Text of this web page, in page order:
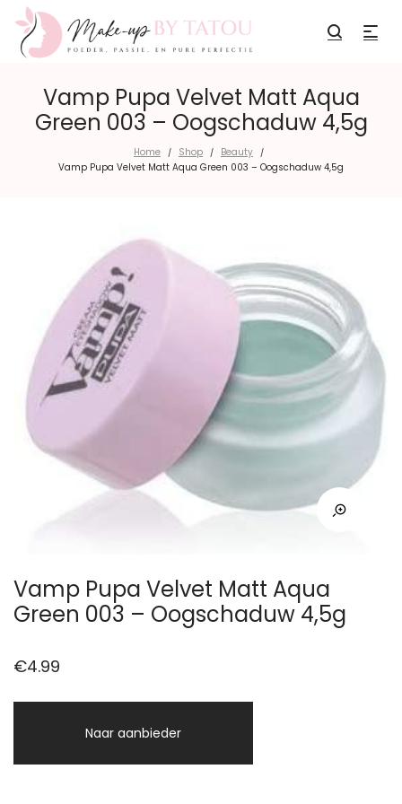
Vamp Pupa Velvet Matt Aqua
Green 003 – Oogschaduw 4,5g
Home / Shop / Beauty /
Vamp Pupa Velvet Matt Aqua Green 003 – Oogschaduw 4,5g
Vamp Pupa Velvet Matt Aqua
Green 003 – Oogschaduw 4,5g
€4.99
Naar aanbieder